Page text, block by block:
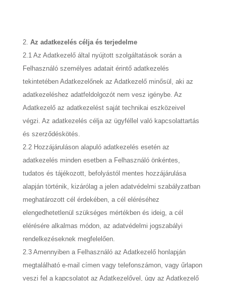
Az adatkezelés célja és terjedelme
2.1 Az Adatkezelő által nyújtott szolgáltatások során a
Felhasználó személyes adatait érintő adatkezelés
tekintetében Adatkezelőnek az Adatkezelő minősül, aki az
adatkezeléshez adatfeldolgozót nem vesz igénybe. Az
Adatkezelő az adatkezelést saját technikai eszközeivel
végzi. Az adatkezelés célja az ügyféllel való kapcsolattartás
és szerződéskötés.
2.2 Hozzájáruláson alapuló adatkezelés esetén az
adatkezelés minden esetben a Felhasználó önkéntes,
tudatos és tájékozott, befolyástól mentes hozzájárulása
alapján történik, kizárólag a jelen adatvédelmi szabályzatban
meghatározott cél érdekében, a cél eléréséhez
elengedhetetlenül szükséges mértékben és ideig, a cél
elérésére alkalmas módon, az adatvédelmi jogszabályi
rendelkezéseknek megfelelően.
2.3 Amennyiben a Felhasználó az Adatkezelő honlapján
megtalálható e-mail címen vagy telefonszámon, vagy űrlapon
veszi fel a kapcsolatot az Adatkezelővel, úgy az Adatkezelő